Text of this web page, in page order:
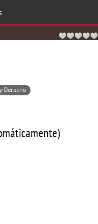
Derecho